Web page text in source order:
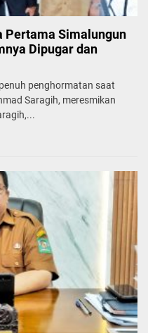
Pertama Simalungun
Dipugar dan
penghormatan saat
Saragih, meresmikan